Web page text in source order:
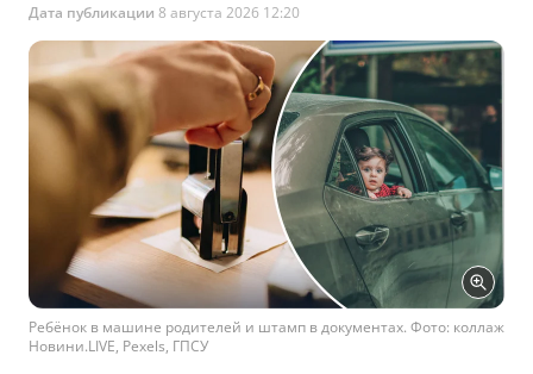
Дата публикации 8 августа 2026 12:20
Ребёнок в машине родителей и штамп в документах. Фото: коллаж
Новини.LIVE, Pexels, ГПСУ